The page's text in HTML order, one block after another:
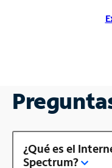
¿Qué es el
Spectrum?